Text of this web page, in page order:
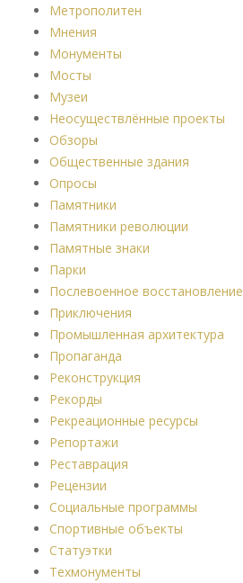
Метрополитен
Мнения
Монументы
Мосты
Музеи
Неосуществлённые проекты
Обзоры
Общественные здания
Опросы
Памятники
Памятники революции
Памятные знаки
Парки
Послевоенное восстановление
Приключения
Промышленная архитектура
Пропаганда
Реконструкция
Рекорды
Рекреационные ресурсы
Репортажи
Реставрация
Рецензии
Социальные программы
Спортивные объекты
Статуэтки
Техмонументы